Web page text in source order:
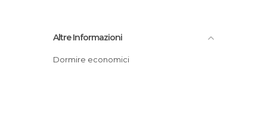
Altre Informazioni
Dormire economici